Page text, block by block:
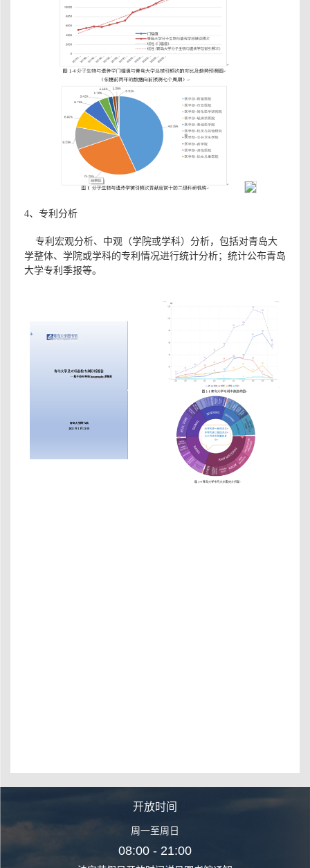
4、专利分析
专利宏观分析、中观（学院或学科）分析， 包括对青岛大
学整体、学院或学科的专利情况进行统计分析；统计公布青岛
大学专利季报等。
开放时间
周一至周日
08:00 - 21:00